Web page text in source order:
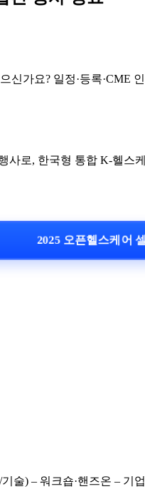
신가요? 일정·등록
사로, 한국형 통합 K-헬
2025 오픈헬스케어
술) – 워크숍·핸즈온 –